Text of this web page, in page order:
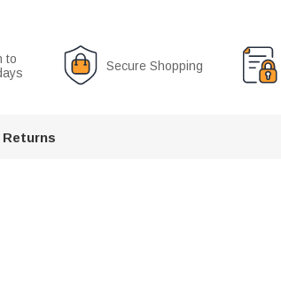
to
Secure Shopping
Returns